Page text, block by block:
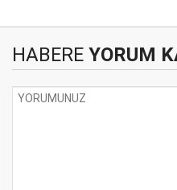
HABERE YORUM